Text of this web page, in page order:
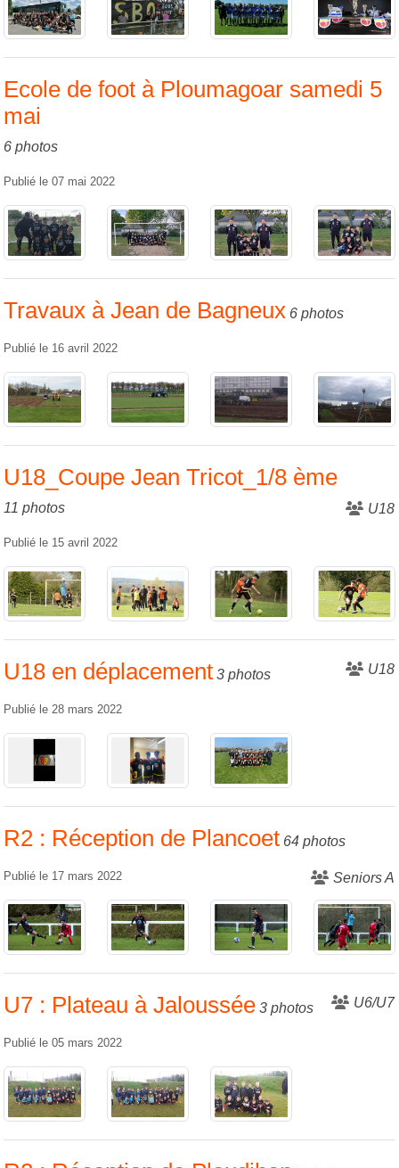
Ecole de foot à Ploumagoar samedi 5
mai
6 photos
Publié le 07 mai 2022
Travaux à Jean de Bagneux 6 photos
Publié le 16 avril 2022
U18_Coupe Jean Tricot_1/8 ème
11 photos U18
Publié le 15 avril 2022
U18 en déplacement 3 photos U18
Publié le 28 mars 2022
R2 : Réception de Plancoet 64 photos
Seniors A
Publié le 17 mars 2022
U7 : Plateau à Jaloussée 3 photos U6/U7
Publié le 05 mars 2022